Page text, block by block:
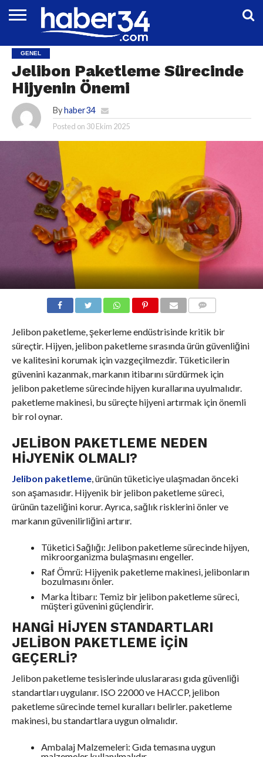
EĞITIM
EKONOMI
GENEL
MAGAZIN
OTOMOTIV
SIYASET
SPOR
TEKNOLOJI
GENEL
Jelibon Paketleme Sürecinde
Hijyenin Önemi
By haber34
Posted on 30 Ekim 2025
Jelibon paketleme, şekerleme endüstrisinde kritik bir
süreçtir. Hijyen, jelibon paketleme sırasında ürün güvenliğini
ve kalitesini korumak için vazgeçilmezdir. Tüketicilerin
güvenini kazanmak, markanın itibarını sürdürmek için
jelibon paketleme sürecinde hijyen kurallarına uyulmalıdır.
paketleme makinesi, bu süreçte hijyeni artırmak için önemli
bir rol oynar.
JELIBON PAKETLEME NEDEN
HIJYENIK OLMALI?
Jelibon paketleme, ürünün tüketiciye ulaşmadan önceki
son aşamasıdır. Hijyenik bir jelibon paketleme süreci,
ürünün tazeliğini korur. Ayrıca, sağlık risklerini önler ve
markanın güvenilirliğini artırır.
Tüketici Sağlığı: Jelibon paketleme sürecinde hijyen,
mikroorganizma bulaşmasını engeller.
Raf Ömrü: Hijyenik paketleme makinesi, jelibonların
bozulmasını önler.
Marka İtibarı: Temiz bir jelibon paketleme süreci,
müşteri güvenini güçlendirir.
HANGI HIJYEN STANDARTLARI
JELIBON PAKETLEME İÇIN
GEÇERLI?
Jelibon paketleme tesislerinde uluslararası gıda güvenliği
standartları uygulanır. ISO 22000 ve HACCP, jelibon
paketleme sürecinde temel kuralları belirler. paketleme
makinesi, bu standartlara uygun olmalıdır.
Ambalaj Malzemeleri: Gıda temasına uygun